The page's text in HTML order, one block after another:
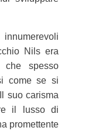
Nils era
che spesso
come se si
suo carisma
il lusso di
promettente